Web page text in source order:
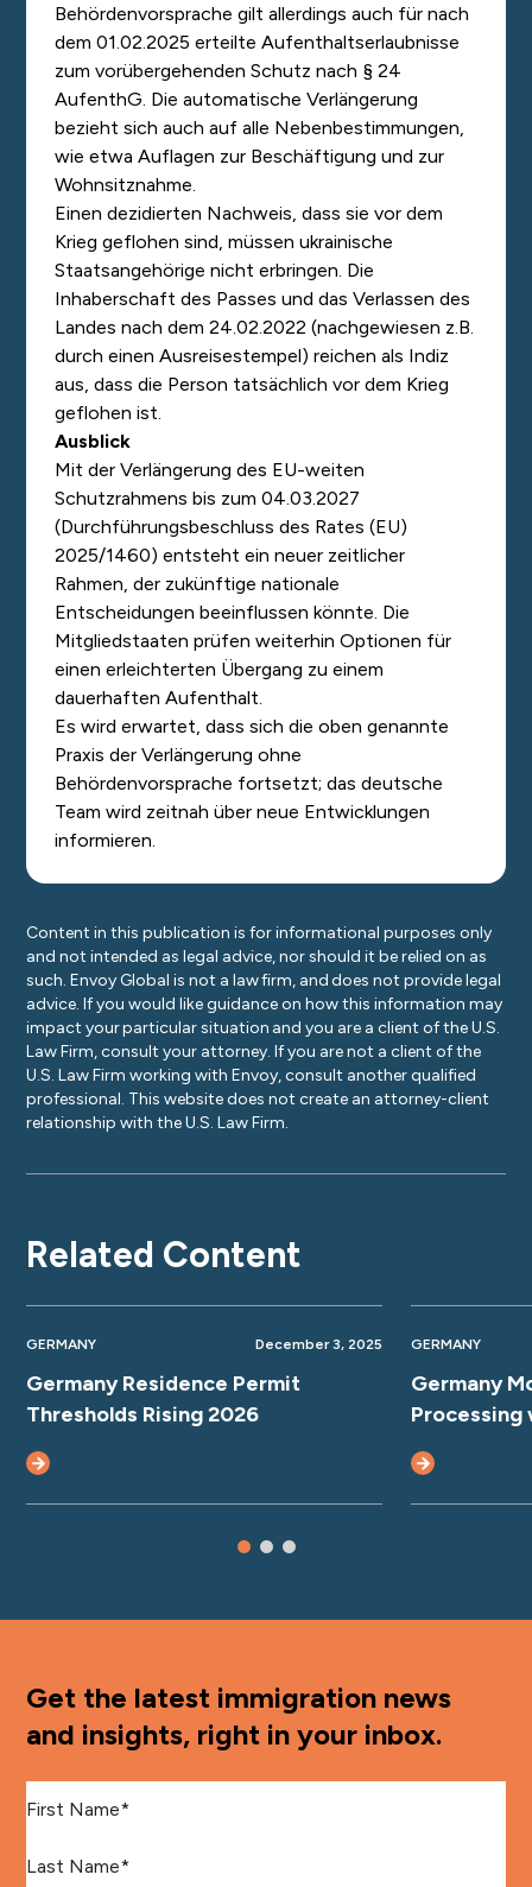
Behördenvorsprache gilt allerdings auch für nach
dem 01.02.2025 erteilte Aufenthaltserlaubnisse
zum vorübergehenden Schutz nach § 24
AufenthG. Die automatische Verlängerung
bezieht sich auch auf alle Nebenbestimmungen,
wie etwa Auflagen zur Beschäftigung und zur
Wohnsitznahme.
Einen dezidierten Nachweis, dass sie vor dem
Krieg geflohen sind, müssen ukrainische
Staatsangehörige nicht erbringen. Die
Inhaberschaft des Passes und das Verlassen des
Landes nach dem 24.02.2022 (nachgewiesen z.B.
durch einen Ausreisestempel) reichen als Indiz
aus, dass die Person tatsächlich vor dem Krieg
geflohen ist.
Ausblick
Mit der Verlängerung des EU-weiten
Schutzrahmens bis zum 04.03.2027
(Durchführungsbeschluss des Rates (EU)
2025/1460) entsteht ein neuer zeitlicher
Rahmen, der zukünftige nationale
Entscheidungen beeinflussen könnte. Die
Mitgliedstaaten prüfen weiterhin Optionen für
einen erleichterten Übergang zu einem
dauerhaften Aufenthalt.
Es wird erwartet, dass sich die oben genannte
Praxis der Verlängerung ohne
Behördenvorsprache fortsetzt; das deutsche
Team wird zeitnah über neue Entwicklungen
informieren.
Content in this publication is for informational purposes only
and not intended as legal advice, nor should it be relied on as
such. Envoy Global is not a law firm, and does not provide legal
advice. If you would like guidance on how this information may
impact your particular situation and you are a client of the U.S.
Law Firm, consult your attorney. If you are not a client of the
U.S. Law Firm working with Envoy, consult another qualified
professional. This website does not create an attorney-client
relationship with the U.S. Law Firm.
Related Content
GERMANY December 3, 2025
Germany Residence Permit
Thresholds Rising 2026
GERMANY
Germany
Processing
Get the latest immigration news
and insights, right in your inbox.